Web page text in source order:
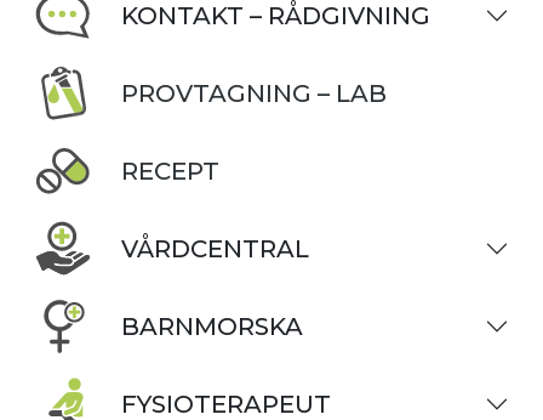
KONTAKT – RÅDGIVNING
PROVTAGNING – LAB
RECEPT
VÅRDCENTRAL
BARNMORSKA
FYSIOTERAPEUT